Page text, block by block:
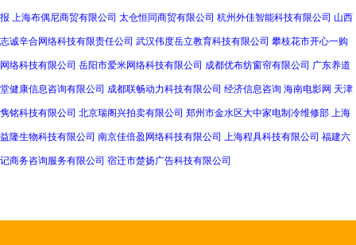
报 上海布偶尼商贸有限公司 太仓恒同商贸有限公司 杭州外佳智能科技有限公司 山西
志诚辛合网络科技有限责任公司 武汉伟度岳立教育科技有限公司 攀枝花市开心一购
网络科技有限公司 岳阳市爱米网络科技有限公司 成都优布纺窗帘有限公司 广东养道
堂健康信息咨询有限公司 成都联畅动力科技有限公司 经济信息咨询 海南电影网 天津
隽铭科技有限公司 北京瑞阁兴拍卖有限公司 郑州市金水区大中家电制冷维修部 上海
益隆生物科技有限公司 南京佳倍盈网络科技有限公司 上海程具科技有限公司 福建六
记商务咨询服务有限公司 宿迁市楚扬广告科技有限公司